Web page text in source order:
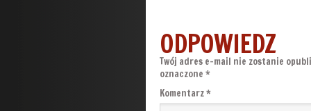
ODPOWIEDZ
Twój adres e-mail nie zostanie
oznaczone *
Komentarz*